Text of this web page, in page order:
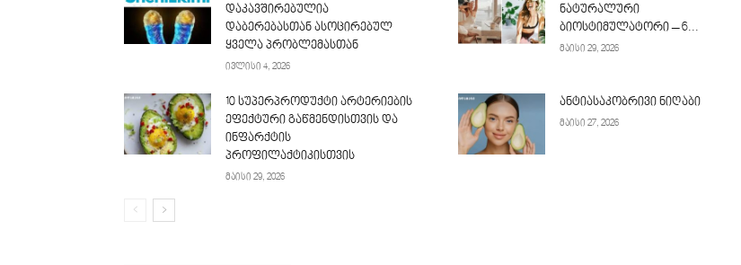
დაკავშირებულია
დაბერებასთან ასოცირებულ
ყველა პრობლემასთან
ივლისი 4, 2026
ნატურალური
ბიოსტიმულატორი – 6...
მაისი 29, 2026
10 სუპერპროდუქტი არტერიების
ეფექტური გაწმენდისთვის და
ინფარქტის
პროფილაქტიკისთვის
მაისი 29, 2026
ანტიასაკობრივი ნიღაბი
მაისი 27, 2026